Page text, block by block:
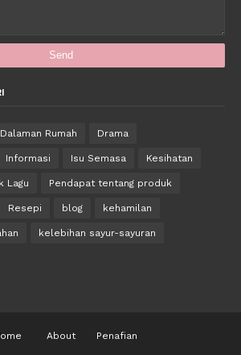
Rumah Drama
Informasi Isu Semasa Kesihatan
Lagu Pendapat tentang produk
Resepi blog kehamilan
kelebihan sayur-sayuran
About Penafian